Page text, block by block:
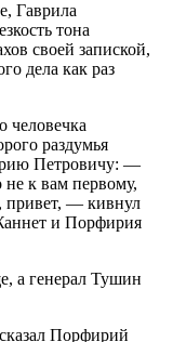
Гаврила
тона
своей запиской,
дела как раз
раздумья
Петровичу: —
не к вам первому,
привет, — кивнул
и Порфирия
а генерал Тушин
Порфирий